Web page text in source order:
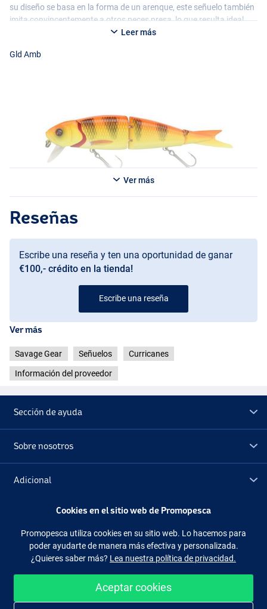
Pike
Gld Albino
su diseño se basa en la forma de un arenque, este señuelo también
imita convincentemente a otros peces presa, lo que resulta ideal
para atraer a los depredadores al ataque en diversas situaciones.
Leer más
Gld Amb
Ver más
Reseñas
Escribe una reseña y ten una oportunidad de ganar
€100,- crédito en la tienda!
Escribe una reseña
Ver más
Savage Gear Señuelos Curricanes
Información del proveedor
Sección de ayuda
Sobre nosotros
Adicional
Síguenos Facebook Instagram
Cookies en el sitio web de Promopesca
Promopesca utiliza cookies en su sitio web. Lo hacemos para
poder ayudarte de manera más efectiva y personalizada.
¿Quieres saber más? Lea nuestra política de privacidad.
Aceptar cookies